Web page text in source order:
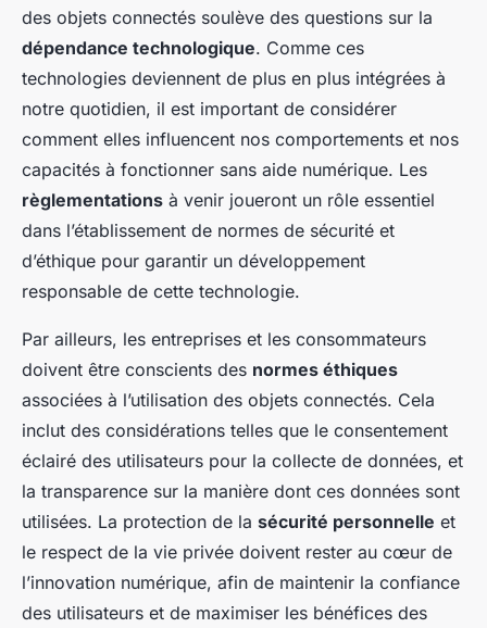
des objets connectés soulève des questions sur la
dépendance technologique. Comme ces
technologies deviennent de plus en plus intégrées à
notre quotidien, il est important de considérer
comment elles influencent nos comportements et nos
capacités à fonctionner sans aide numérique. Les
règlementations à venir joueront un rôle essentiel
dans l’établissement de normes de sécurité et
d’éthique pour garantir un développement
responsable de cette technologie.
Par ailleurs, les entreprises et les consommateurs
doivent être conscients des normes éthiques
associées à l’utilisation des objets connectés. Cela
inclut des considérations telles que le consentement
éclairé des utilisateurs pour la collecte de données, et
la transparence sur la manière dont ces données sont
utilisées. La protection de la sécurité personnelle et
le respect de la vie privée doivent rester au cœur de
l’innovation numérique, afin de maintenir la confiance
des utilisateurs et de maximiser les bénéfices des